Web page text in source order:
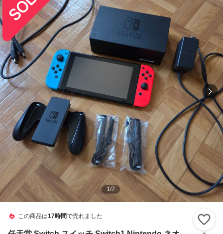
1/7
この商品は17時間で売れました